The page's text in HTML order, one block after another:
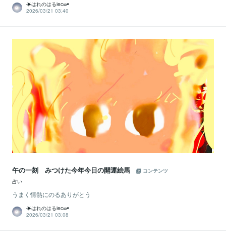
☀はれのはるiec∞◉
2026/03/21 03:40
午の一刻 みつけた今年今日の開運絵馬
コンテンツ
占い
うまく情熱にのるありがとう
☀はれのはるiec∞◉
2026/03/21 03:08